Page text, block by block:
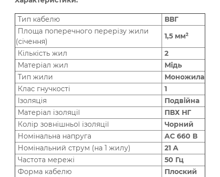
Тип кабелю
ВВГ
Площа поперечного перерізу жили
(січення)
1,5 мм²
Кількість жил
2
Матеріал жил
Мідь
Тип жили
Моножила
Клас гнучкості
1
Ізоляція
Подвійна
Матеріал ізоляції
ПВХ НГ
Колір зовнішньої ізоляції
Чорний
Номінальна напруга
AC 660 В
Номінальний струм (на 1 жилу)
21 А
Частота мережі
50 Гц
Форма кабелю
Плоский